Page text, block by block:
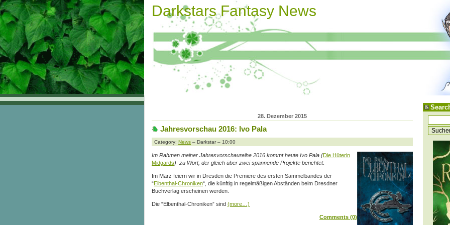
Darkstars Fantasy News
28. Dezember 2015
Jahresvorschau 2016: Ivo Pala
Category: News – Darkstar – 10:00
Im Rahmen meiner Jahresvorschaureihe 2016 kommt heute Ivo Pala (Die Hüterin
Midgards) zu Wort, der gleich über zwei spannende Projekte berichtet:
Im März feiern wir in Dresden die Premiere des ersten Sammelbandes der
“Elbenthal-Chroniken“, die künftig in regelmäßigen Abständen beim Dresdner
Buchverlag erscheinen werden.
Die “Elbenthal-Chroniken” sind (more…)
Comments (0)